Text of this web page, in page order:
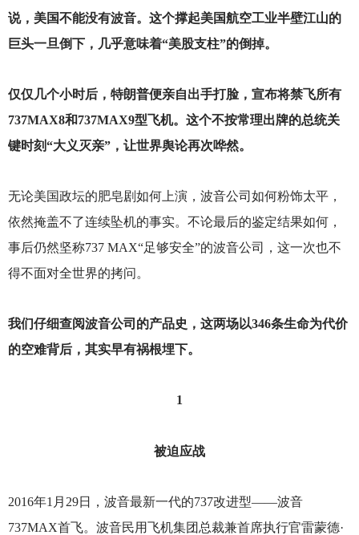
说，美国不能没有波音。这个撑起美国航空工业半壁江山的
巨头一旦倒下，几乎意味着“美股支柱”的倒掉。
仅仅几个小时后，特朗普便亲自出手打脸，宣布将禁飞所有
737MAX8和737MAX9型飞机。这个不按常理出牌的总统关
键时刻“大义灭亲”，让世界舆论再次哗然。
无论美国政坛的肥皂剧如何上演，波音公司如何粉饰太平，
依然掩盖不了连续坠机的事实。不论最后的鉴定结果如何，
事后仍然坚称737 MAX“足够安全”的波音公司，这一次也不
得不面对全世界的拷问。
我们仔细查阅波音公司的产品史，这两场以346条生命为代价
的空难背后，其实早有祸根埋下。
1
被迫应战
2016年1月29日，波音最新一代的737改进型——波音
737MAX首飞。波音民用飞机集团总裁兼首席执行官雷蒙德·